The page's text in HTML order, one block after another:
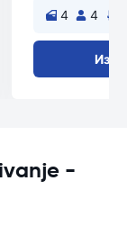
4 4
-